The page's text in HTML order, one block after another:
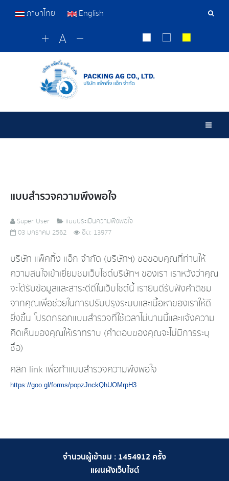
เครื่อ
ภาษาไทย English
แบบสำรวจความพึงพอใจ
Super User
แบบประเมินความพึงพอใจ
03 มกราคม 2562
ฮิต: 13977
บริษัท แพ็คกิ้ง แอ็ก จำกัด (บริษัทฯ) ขอขอบคุณที่ท่านให้
ความสนใจเข้าเยี่ยมชมเว็บไซด์บริษัทฯ ของเรา เราหวังว่าคุณ
จะได้รับข้อมูลและสาระดีดีในเว็บไซด์นี้ เรายินดีรับฟังคำติชม
จากคุณเพื่อช่วยในการปรับปรุงระบบและเนื้อหาของเราให้ดี
ยิ่งขึ้น โปรดกรอกแบบสำรวจที่ใช้เวลาไม่นานนี้และแจ้งความ
คิดเห็นของคุณให้เราทราบ (คำตอบของคุณจะไม่มีการระบุ
ชื่อ)
คลิก link เพื่อทำแบบสำรวจความพึงพอใจ
https://goo.gl/forms/popzJnckQhUOMrpH3
จำนวนผู้เข้าชม : 1454912 ครั้ง
แผนผังเว็บไซต์